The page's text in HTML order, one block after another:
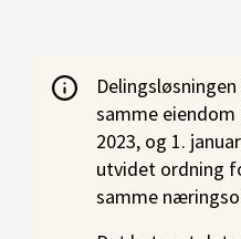
samme
2023, og 1.
utvidet ordning
samme